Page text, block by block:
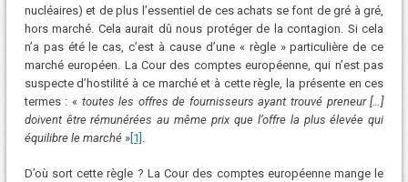
nucléaires) et de plus l’essentiel de ces achats se font de gré à gré,
hors marché. Cela aurait dû nous protéger de la contagion. Si cela
n’a pas été le cas, c’est à cause d’une « règle » particulière de ce
marché européen. La Cour des comptes européenne, qui n’est pas
suspecte d’hostilité à ce marché et à cette règle, la présente en ces
termes : « toutes les offres de fournisseurs ayant trouvé preneur […]
doivent être rémunérées au même prix que l’offre la plus élevée qui
équilibre le marché»[1]
D’où sort cette règle ? La Cour des comptes européenne mange le